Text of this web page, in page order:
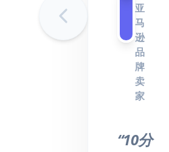
亚
马
逊
品
牌
卖
家
“10分